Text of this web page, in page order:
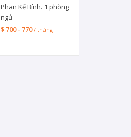
Phan Kế Bính. 1 phòng
ngủ
$ 700 - 770/ tháng